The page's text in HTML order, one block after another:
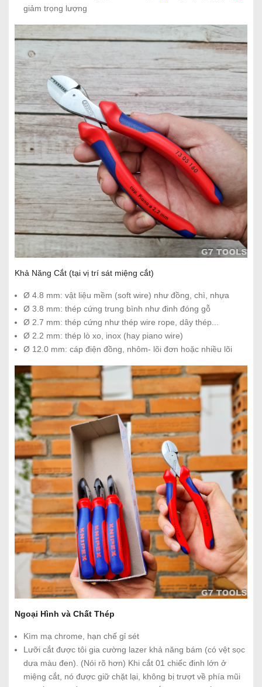
giảm trọng lượng
Khả Năng Cắt (tại vị trí sát miệng cắt)
Ø 4.8 mm: vật liệu mềm (soft wire) như đồng, chì, nhựa
Ø 3.8 mm: thép cứng trung bình như đinh đóng gỗ
Ø 2.7 mm: thép cứng như thép wire rope, dây thép...
Ø 2.2 mm: thép lò xo, inox (hay piano wire)
Ø 12.0 mm: cáp điện đồng, nhôm- lõi đơn hoặc nhiều lõi
Ngoại Hình và Chất Thép
Kìm mạ chrome, hạn chế gỉ sét
Lưỡi cắt được tôi gia cường lazer khả năng bám (có vệt sọc
dưa màu đen). (Nói rõ hơn) Khi cắt 01 chiếc đinh lớn ở
miệng cắt, nó được giữ chặt lại, không bị trượt về phía mũi